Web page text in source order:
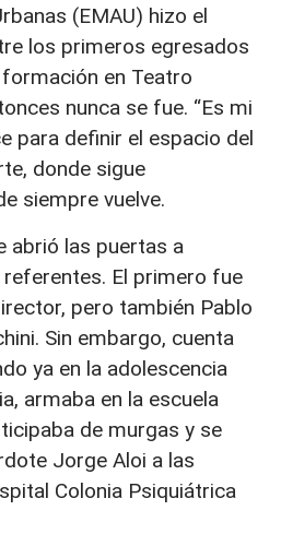
(EMAU) hizo el
los primeros egresados
en Teatro
nunca se fue. “Es mi
para definir el espacio del
donde sigue
siempre vuelve.
abrió las puertas a
El primero fue
pero también Pablo
Sin embargo, cuenta
ya en la adolescencia
armaba en la escuela
de murgas y se
Jorge Aloi a las
Colonia Psiquiátrica